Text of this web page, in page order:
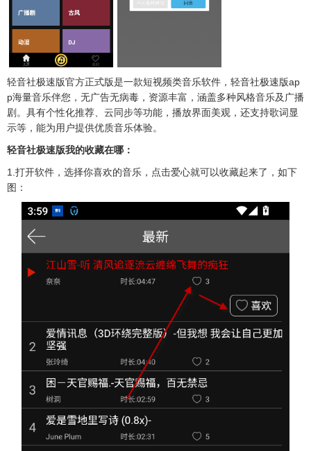
轻音社极速版官方正式版是一款短视频类音乐软件，轻音社极速版ap
p海量音乐伴您，无广告无病毒，资源丰富，涵盖多种风格音乐及广播
剧。具有个性化推荐、云同步等功能，播放界面美观，还支持歌词显
示等，能为用户提供优质音乐体验。
轻音社极速版我的收藏在哪：
1.打开软件，选择你喜欢的音乐，点击爱心就可以收藏起来了，如下
图：